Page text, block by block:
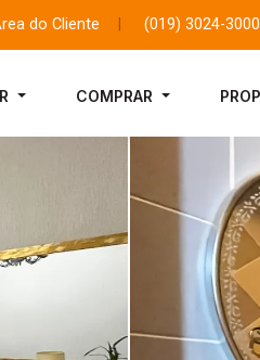
do Cliente (019) 3024-3000
COMPRAR